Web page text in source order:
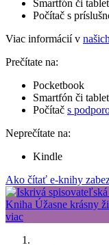
Smartfón či
Počítač s
Viac informácií v
Prečítate na:
Pocketbook
Smartfón či tablet
Počítač s
Neprečítate na:
Kindle
Ako čítať e-knihy